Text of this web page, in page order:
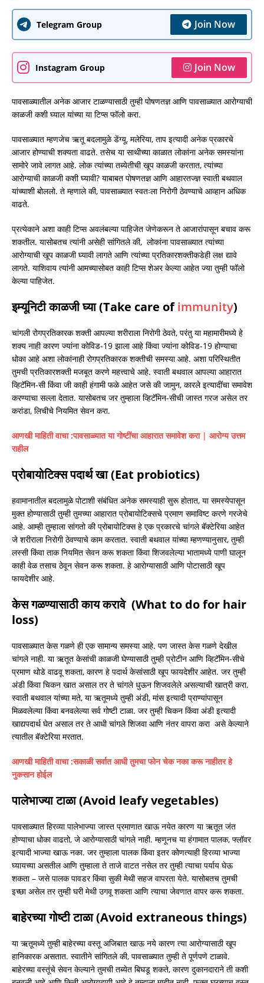
Telegram Group Join Now
Instagram Group Join Now
पावसाळ्यातील अनेक आजार टाळण्यासाठी तुम्ही पोषणतज्ञ आणि पावसाळ्यात आरोग्याची
काळजी कशी घ्याल यांच्या या टिप्स फॉलो करा.
पावसाळ्यात म्हणजेच ऋतू बदलामुळे डेंग्यू, मलेरिया, ताप इत्यादी अनेक प्रकारचे
आजार होण्याची शक्यता वाढते. तसेच या साथीच्या काळात लोकांना अनेक समस्यांना
सामोरे जावे लागत आहे. लोक त्यांच्या तब्येतीची खूप काळजी करतात, त्यांच्या
आरोग्याची काळजी कशी घ्यावी? याबाबत पोषणतज्ञ आणि आहारतज्ज्ञ स्वाती बथवाल
यांच्याशी बोललो. ते म्हणाले की, पावसाळ्यात स्वतःला निरोगी ठेवण्याचे आव्हान अधिक
वाढते.
प्रत्येकाने अशा काही टिप्स अवलंबल्या पाहिजेत जेणेकरून ते आजारांपासून बचाव करू
शकतील. यासोबतच त्यांनी असेही सांगितले की, लोकांना पावसाळ्यात त्यांच्या
आरोग्याची खूप काळजी घ्यावी लागते आणि त्यांच्या प्रतिकारशक्तीकडेही लक्ष द्यावे
लागते. याशिवाय त्यांनी आमच्यासोबत काही टिप्स शेअर केल्या आहेत ज्या तुम्ही फॉलो
केल्या पाहिजेत.
इम्यूनिटी काळजी घ्या (Take care ofimmunity)
चांगली रोगप्रतिकारक शक्ती आपल्या शरीराला निरोगी ठेवते, परंतु या महामारीमध्ये हे
शक्य नाही कारण ज्यांना कोविड-19 झाला आहे किंवा ज्यांना कोविड-19 होण्याचा
धोका आहे अशा लोकांनाही रोगप्रतिकारक शक्तीची समस्या आहे. अशा परिस्थितीत
तुमची प्रतिकारशक्ती मजबूत करणे महत्त्वाचे आहे. स्वाती बथवाल आपल्या आहारात
व्हिटॅमिन-सी किंवा जी काही हंगामी फळे आहेत जसे की जामुन, कारले इत्यादींचा समावेश
करण्याचा सल्ला देतात. यासोबतच जर तुम्हाला व्हिटॅमिन-सीची जास्त गरज असेल तर
करांडा, लिचीचे नियमित सेवन करा.
आणखी माहिती वाचा :पावसाळ्यात या गोष्टींचा आहारात समावेश करा | आरोग्य उत्तम
राहील
प्रोबायोटिक्स पदार्थ खा (Eat probiotics)
हवामानातील बदलामुळे पोटाशी संबंधित अनेक समस्याही सुरू होतात, या समस्येपासून
मुक्त होण्यासाठी तुम्ही तुमच्या आहारात प्रोबायोटिक्सचे प्रमाण समाविष्ट करणे गरजेचे
आहे. आम्ही तुम्हाला सांगतो की प्रोबायोटिक्स हे एक प्रकारचे चांगले बॅक्टेरिया आहेत
जे शरीराला निरोगी ठेवण्याचे काम करतात. स्वाती बथवाल यांच्या म्हणण्यानुसार, तुम्ही
लस्सी किंवा ताक नियमित सेवन करू शकता किंवा शिजवलेल्या भातामध्ये पाणी घालून
काही वेळ तसाच ठेवून सेवन करू शकता. हे आरोग्यासाठी आणि पोटासाठी खूप
फायदेशीर आहे.
केस गळण्यासाठी काय करावे (What to do for hair
loss)
पावसाळ्यात केस गळणे ही एक सामान्य समस्या आहे. पण जास्त केस गळणे देखील
चांगले नाही. या ऋतूत केसांची काळजी घेण्यासाठी तुम्ही प्रोटीन आणि व्हिटॅमिन-सीचे
प्रमाण थोडे वाढवू शकता, कारण हे पदार्थ केसांसाठी खूप फायदेशीर आहेत. जर तुम्ही
अंडी किंवा चिकन खात असाल तर ते चांगले धुऊन शिजवलेले असल्याची खात्री करा.
स्वाती बथवाल यांच्या मते, या ऋतूमध्ये तुम्ही अंडी, मांस इत्यादी प्राण्यांपासून
मिळवलेल्या किंवा बनवलेल्या सर्व गोष्टी टाळा. जर तुम्ही चिकन किंवा अंडी इत्यादी
खाद्यपदार्थ घेत असाल तर ते आधी चांगले शिजवा आणि नंतर वापरा करा असे केल्याने
त्यातील बॅक्टेरिया मरतात.
आणखी माहिती वाचा :सकाळी सर्वात आधी तुमचा फोन चेक नका करू नाहीतर हे
नुकसान होईल
पालेभाज्या टाळा (Avoid leafy vegetables)
पावसाळ्यात हिरव्या पालेभाज्या जास्त प्रमाणात खाऊ नयेत कारण या ऋतूत जंत
होण्याचा धोका वाढतो, जे आरोग्यासाठी चांगले नाही. म्हणूनच या हंगामात पालक, फ्लॉवर
इत्यादी भाज्या खाऊ नका. जर तुम्हाला पालक किंवा इतर कोणत्याही हिरव्या भाज्या
घ्यायच्या असतील आणि तुम्हाला ते ताजे वाटत नसेल तर तुम्ही त्याचा पर्याय घेऊ
शकता – जसे पालक पावडर किंवा सुकी मेथी सहज वापरता येते. यासोबतच तुमची
इच्छा असेल तर तुम्ही घरी मेथी उगवू शकता आणि त्याचा जेवणात वापर करू शकता.
बाहेरच्या गोष्टी टाळा (Avoid extraneous things)
या ऋतूमध्ये तुम्ही बाहेरच्या वस्तू अजिबात खाऊ नये कारण त्या आरोग्यासाठी खूप
हानिकारक असतात. स्वातीने सांगितले की, पावसाळ्यात तुम्ही ते पूर्णपणे टाळावे.
बाहेरच्या वस्तूंचे सेवन केल्याने तुमची तब्येत बिघडू शकते, कारण दुकानदाराने ती कशी